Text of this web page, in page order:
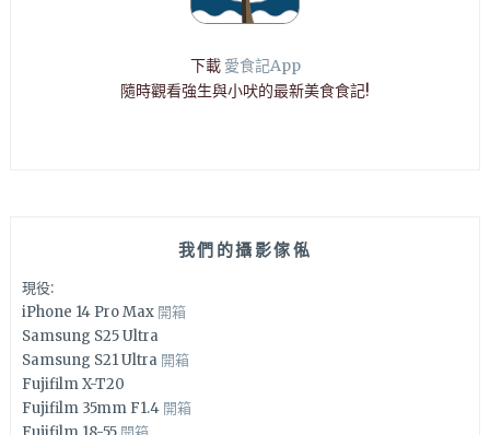
下載 愛食記App
隨時觀看強生與小吠的最新美食食記!
我們的攝影傢俬
現役:
iPhone 14 Pro Max 開箱
Samsung S25 Ultra
Samsung S21 Ultra 開箱
Fujifilm X-T20
Fujifilm 35mm F1.4 開箱